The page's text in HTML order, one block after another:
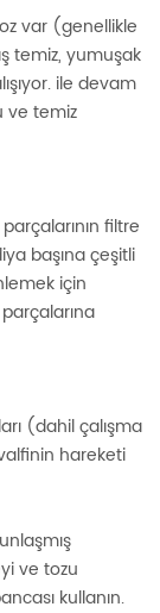
var (genellikle
temiz, yumuşak
ile devam
ve temiz
filtre
başına çeşitli
için
(dahil çalışma
hareketi
ve tozu
kullanın.